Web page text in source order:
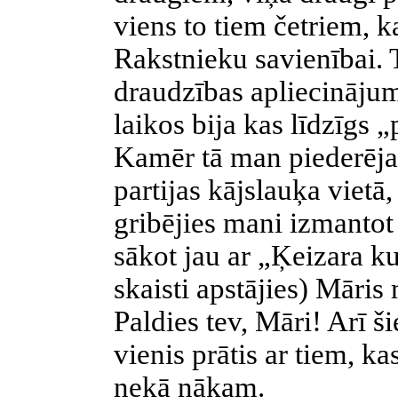
viens to tiem četriem,
Rakstnieku savienībai.
draudzības
laikos bija kas līdzīgs
Kamēr tā man
partijas kājslauķa
gribējies mani
sākot jau ar „Ķeizara
skaisti apstājies)
Paldies tev, Māri! Arī
vienis prātis ar tiem,
nekā nākam.